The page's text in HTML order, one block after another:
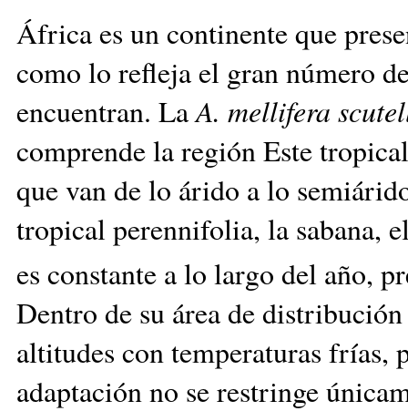
África es un continente que
como lo refleja el gran número
encuentran. LaA. mellifera
comprende la región Este
que van de lo árido a lo
tropical perennifolia, la sabana,
es constante a lo largo del año,
Dentro de su área de
altitudes con temperaturas frías,
adaptación no se restringe